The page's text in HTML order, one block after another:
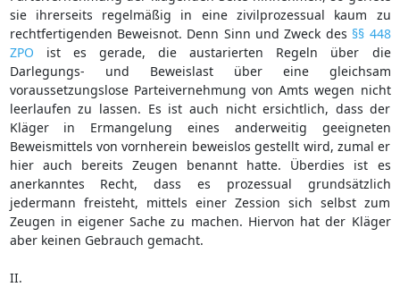
sie ihrerseits regelmäßig in eine zivilprozessual kaum zu
rechtfertigenden Beweisnot. Denn Sinn und Zweck des §§ 448
ZPO ist es gerade, die austarierten Regeln über die
Darlegungs- und Beweislast über eine gleichsam
voraussetzungslose Parteivernehmung von Amts wegen nicht
leerlaufen zu lassen. Es ist auch nicht ersichtlich, dass der
Kläger in Ermangelung eines anderweitig geeigneten
Beweismittels von vornherein beweislos gestellt wird, zumal er
hier auch bereits Zeugen benannt hatte. Überdies ist es
anerkanntes Recht, dass es prozessual grundsätzlich
jedermann freisteht, mittels einer Zession sich selbst zum
Zeugen in eigener Sache zu machen. Hiervon hat der Kläger
aber keinen Gebrauch gemacht.
II.